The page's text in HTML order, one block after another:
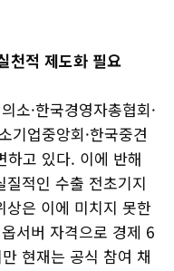
천적 제도화 필요
소·한국경영자총협회·
기업중앙회·한국중견
하고 있다. 이에 반해
적인 수출 전초기지
상은 이에 미치지 못한
서버 자격으로 경제 6
현재는 공식 참여 채